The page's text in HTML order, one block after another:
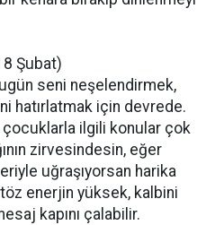
Şubat)
seni neşelendirmek,
hatırlatmak için devrede.
çocuklarla ilgili konular çok
zirvesindesin, eğer
uğraşıyorsan harika
enerjin yüksek, kalbini
kapını çalabilir.